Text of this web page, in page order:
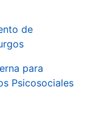
de
para
Psicosociales